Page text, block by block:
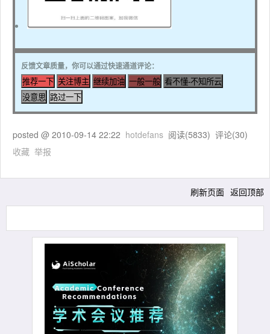
反馈文章质量，你可以通过快速通道评论：
posted @ 2010-09-14 22:22 hotdefans 阅读(5833) 评论(30)
收藏 举报
刷新页面 返回顶部